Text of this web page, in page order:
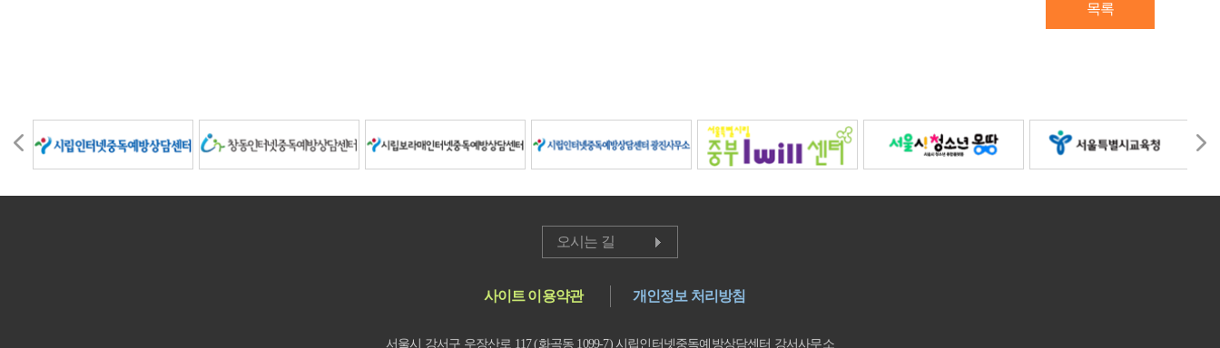
목록
오시는 길
사이트 이용약관 개인정보 처리방침
서울시 강서구 우장산로 117 (화곡동 1099-7) 시립인터넷중독예방상담센터 강서사무소